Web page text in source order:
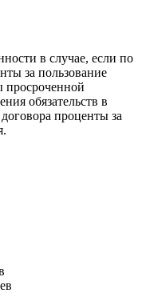
в случае, если по
за пользование
просроченной
обязательств в
проценты за